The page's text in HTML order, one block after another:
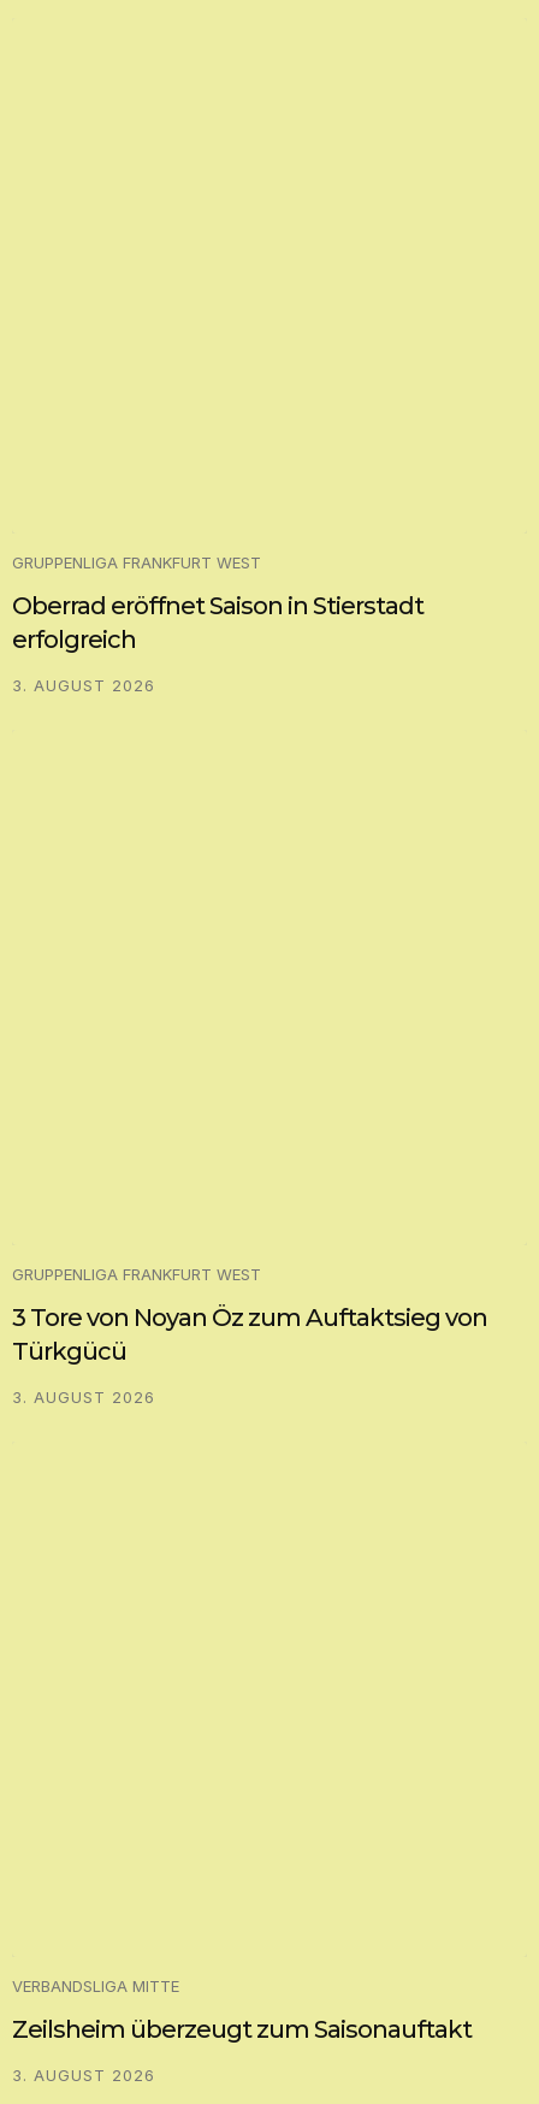
GRUPPENLIGA FRANKFURT WEST
Oberrad eröffnet Saison in Stierstadt
erfolgreich
3. AUGUST 2026
GRUPPENLIGA FRANKFURT WEST
3 Tore von Noyan Öz zum Auftaktsieg von
Türkgücü
3. AUGUST 2026
VERBANDSLIGA MITTE
Zeilsheim überzeugt zum Saisonauftakt
3. AUGUST 2026